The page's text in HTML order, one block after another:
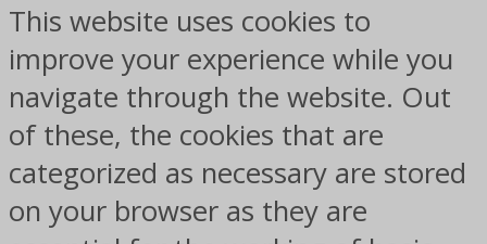
This website uses cookies to
improve your experience while you
navigate through the website. Out
of these, the cookies that are
categorized as necessary are stored
on your browser as they are